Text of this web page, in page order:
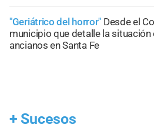
"Geriátrico del horror" Desde el
municipio que detalle la
ancianos en Santa Fe
+ Sucesos